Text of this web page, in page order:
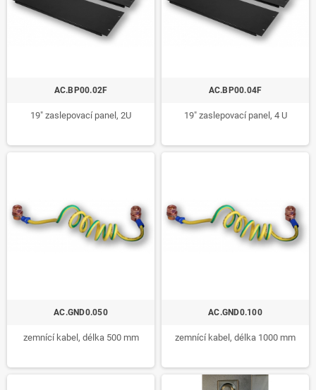
AC.BP00.02F
19" zaslepovací panel, 2U
AC.BP00.04F
19" zaslepovací panel, 4 U
AC.GND0.050
zemnící kabel, délka 500 mm
AC.GND0.100
zemnící kabel, délka 1000 mm